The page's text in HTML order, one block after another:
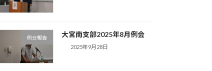
例会報告 大宮南支部2025年8月例会
2025年9月28日